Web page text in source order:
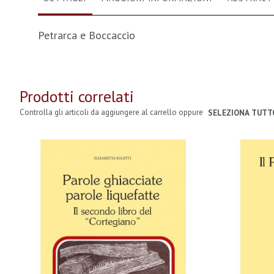
Petrarca e Boccaccio
Prodotti correlati
Controlla gli articoli da aggiungere al carrello oppure SELEZIONA